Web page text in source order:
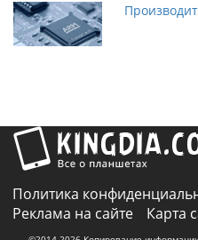
Политика
Реклама на сайте
Карта